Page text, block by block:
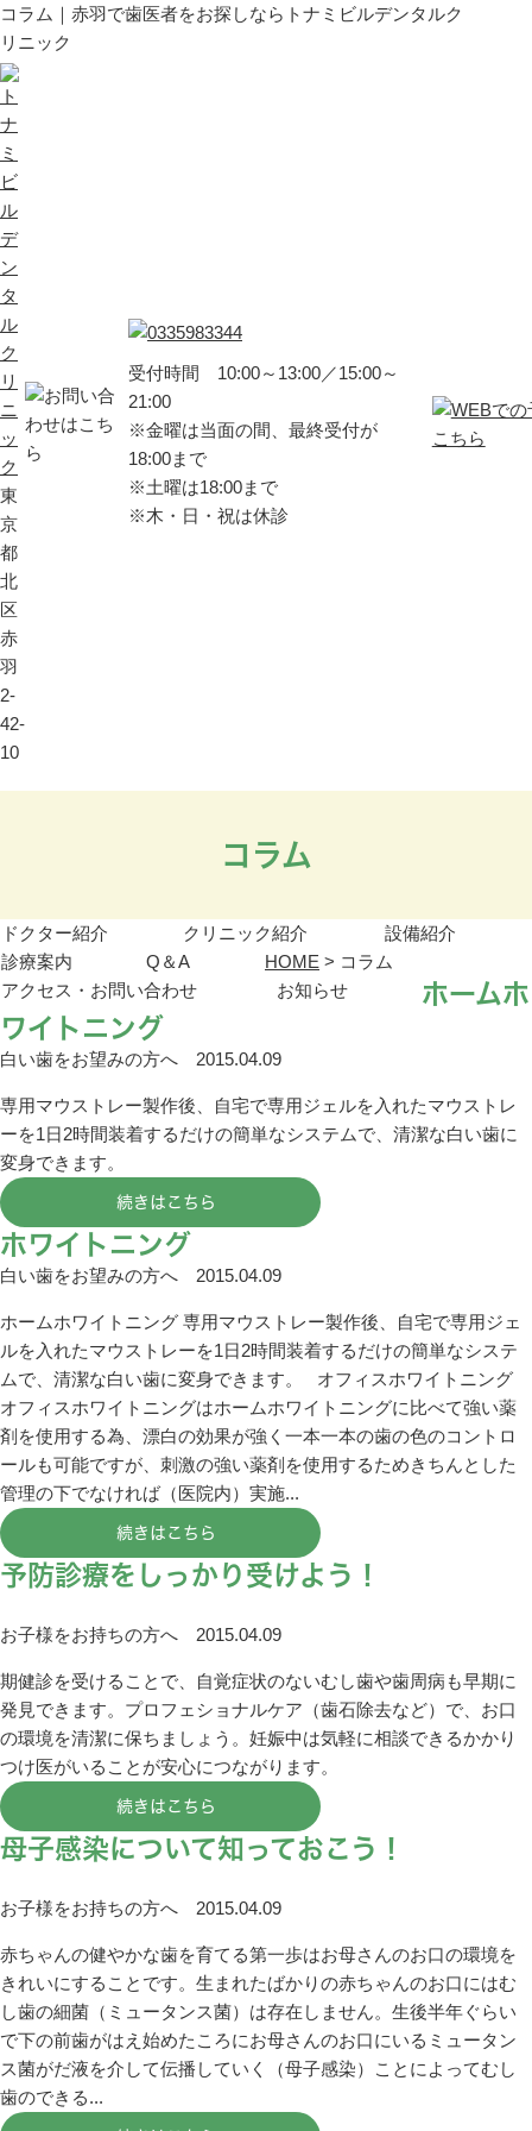
コラム｜赤羽で歯医者をお探しならトナミビルデンタルク
リニック
東
京
都
北
区
赤
羽
2-
42-
10
受付時間 10:00～13:00／15:00～
21:00
※金曜は当面の間、最終受付が
18:00まで
※土曜は18:00まで
※木・日・祝は休診
コラム
ドクター紹介 クリニック紹介
設備紹介
診療案内
Q＆A
アクセス・お問い合わせ
お知らせ
HOME > コラム
ホームホ
ワイトニング
白い歯をお望みの方へ 2015.04.09
専用マウストレー製作後、自宅で専用ジェルを入れたマウストレ
ーを1日2時間装着するだけの簡単なシステムで、清潔な白い歯に
変身できます。
続きはこちら
ホワイトニング
白い歯をお望みの方へ 2015.04.09
ホームホワイトニング 専用マウストレー製作後、自宅で専用ジェ
ルを入れたマウストレーを1日2時間装着するだけの簡単なシステ
ムで、清潔な白い歯に変身できます。 オフィスホワイトニング
オフィスホワイトニングはホームホワイトニングに比べて強い薬
剤を使用する為、漂白の効果が強く一本一本の歯の色のコントロ
ールも可能ですが、刺激の強い薬剤を使用するためきちんとした
管理の下でなければ（医院内）実施...
続きはこちら
予防診療をしっかり受けよう！
お子様をお持ちの方へ 2015.04.09
期健診を受けることで、自覚症状のないむし歯や歯周病も早期に
発見できます。プロフェショナルケア（歯石除去など）で、お口
の環境を清潔に保ちましょう。妊娠中は気軽に相談できるかかり
つけ医がいることが安心につながります。
続きはこちら
母子感染について知っておこう！
お子様をお持ちの方へ 2015.04.09
赤ちゃんの健やかな歯を育てる第一歩はお母さんのお口の環境を
きれいにすることです。生まれたばかりの赤ちゃんのお口にはむ
し歯の細菌（ミュータンス菌）は存在しません。生後半年ぐらい
で下の前歯がはえ始めたころにお母さんのお口にいるミュータン
ス菌がだ液を介して伝播していく（母子感染）ことによってむし
歯のできる...